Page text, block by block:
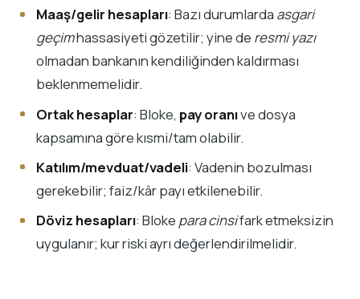
Maaş/gelir hesapları: Bazı durumlarda asgari
geçimhassasiyeti gözetilir; yine de resmi yazı
olmadan bankanın kendiliğinden kaldırması
beklenmemelidir.
Ortak hesaplar: Bloke, pay oranıve dosya
kapsamına göre kısmi/tam olabilir.
Katılım/mevduat/vadeli: Vadenin bozulması
gerekebilir; faiz/kâr payı etkilenebilir.
Döviz hesapları: Bloke para cinsifark etmeksizin
uygulanır; kur riski ayrı değerlendirilmelidir.